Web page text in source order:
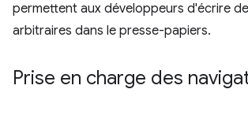
permettent aux développeurs d'écrire
arbitraires dans le presse-papiers.
Prise en charge des